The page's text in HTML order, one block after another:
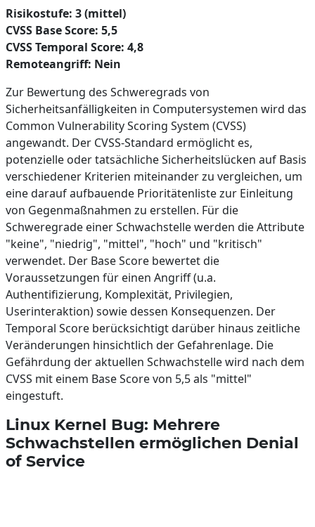
Risikostufe: 3 (mittel)
CVSS Base Score: 5,5
CVSS Temporal Score: 4,8
Remoteangriff: Nein
Zur Bewertung des Schweregrads von
Sicherheitsanfälligkeiten in Computersystemen wird das
Common Vulnerability Scoring System (CVSS)
angewandt. Der CVSS-Standard ermöglicht es,
potenzielle oder tatsächliche Sicherheitslücken auf Basis
verschiedener Kriterien miteinander zu vergleichen, um
eine darauf aufbauende Prioritätenliste zur Einleitung
von Gegenmaßnahmen zu erstellen. Für die
Schweregrade einer Schwachstelle werden die Attribute
"keine", "niedrig", "mittel", "hoch" und "kritisch"
verwendet. Der Base Score bewertet die
Voraussetzungen für einen Angriff (u.a.
Authentifizierung, Komplexität, Privilegien,
Userinteraktion) sowie dessen Konsequenzen. Der
Temporal Score berücksichtigt darüber hinaus zeitliche
Veränderungen hinsichtlich der Gefahrenlage. Die
Gefährdung der aktuellen Schwachstelle wird nach dem
CVSS mit einem Base Score von 5,5 als "mittel"
eingestuft.
Linux Kernel Bug: Mehrere
Schwachstellen ermöglichen Denial
of Service